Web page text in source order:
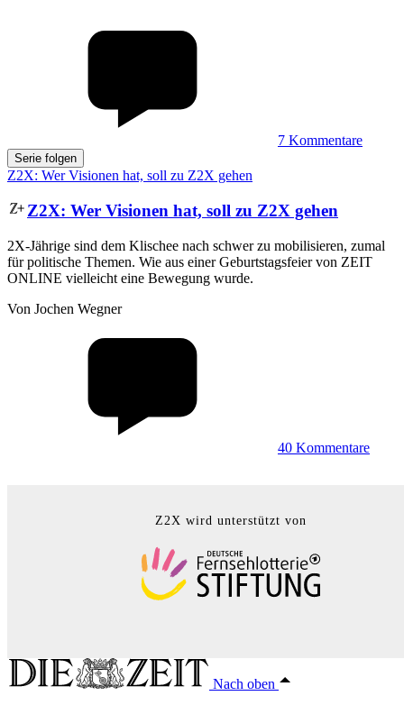
7 Kommentare
Serie folgen
Z2X: Wer Visionen hat, soll zu Z2X gehen
Z2X: Wer Visionen hat, soll zu Z2X gehen
2X-Jährige sind dem Klischee nach schwer zu mobilisieren, zumal
für politische Themen. Wie aus einer Geburtstagsfeier von ZEIT
ONLINE vielleicht eine Bewegung wurde.
Von Jochen Wegner
40 Kommentare
Z2X wird unterstützt von
Nach oben